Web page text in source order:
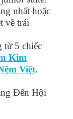
nhất hoặc
về trải
từ 5 chiếc
Kim
Việt.
Đến Hội